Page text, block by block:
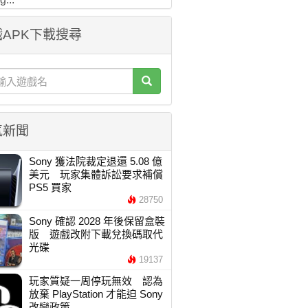
下載搜尋
聞
Sony 獲法院裁定退還 5.08 億
美元 玩家集體訴訟要求補償
PS5 買家
28750
Sony 確認 2028 年後保留盒裝
版 遊戲改附下載兌換碼取代
光碟
19137
玩家質疑一周停玩無效 認為
放棄 PlayStation 才能迫 Sony